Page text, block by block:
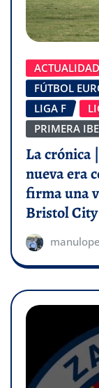
ACTUALIDAD
FÚTBOL
LIGA F
PRIMERA
La crónica
nueva era
firma una
Bristol City